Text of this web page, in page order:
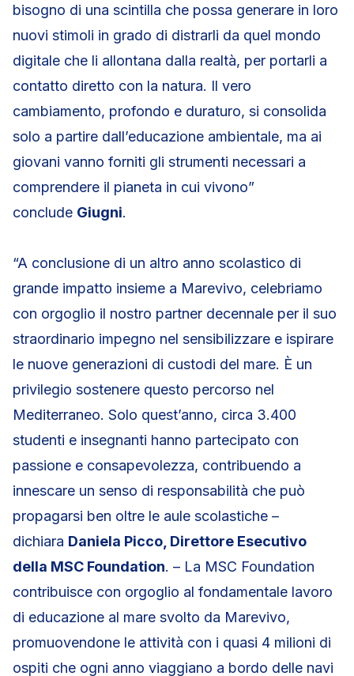
bisogno di una scintilla che possa generare in loro
nuovi stimoli in grado di distrarli da quel mondo
digitale che li allontana dalla realtà, per portarli a
contatto diretto con la natura. Il vero
cambiamento, profondo e duraturo, si consolida
solo a partire dall’educazione ambientale, ma ai
giovani vanno forniti gli strumenti necessari a
comprendere il pianeta in cui vivono”
conclude Giugni.
“A conclusione di un altro anno scolastico di
grande impatto insieme a Marevivo, celebriamo
con orgoglio il nostro partner decennale per il suo
straordinario impegno nel sensibilizzare e ispirare
le nuove generazioni di custodi del mare. È un
privilegio sostenere questo percorso nel
Mediterraneo. Solo quest’anno, circa 3.400
studenti e insegnanti hanno partecipato con
passione e consapevolezza, contribuendo a
innescare un senso di responsabilità che può
propagarsi ben oltre le aule scolastiche –
dichiara Daniela Picco, Direttore Esecutivo
della MSC Foundation. – La MSC Foundation
contribuisce con orgoglio al fondamentale lavoro
di educazione al mare svolto da Marevivo,
promuovendone le attività con i quasi 4 milioni di
ospiti che ogni anno viaggiano a bordo delle navi